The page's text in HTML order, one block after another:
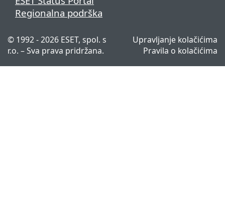
Regionalna podrška
© 1992 - 2026 ESET, spol. s
r.o. – Sva prava pridržana.
Upravljanje kolačićima
Pravila o kolačićima